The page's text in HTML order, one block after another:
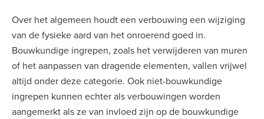
Over het algemeen houdt een verbouwing een wijziging
van de fysieke aard van het onroerend goed in.
Bouwkundige ingrepen, zoals het verwijderen van muren
of het aanpassen van dragende elementen, vallen vrijwel
altijd onder deze categorie. Ook niet-bouwkundige
ingrepen kunnen echter als verbouwingen worden
aangemerkt als ze van invloed zijn op de bouwkundige